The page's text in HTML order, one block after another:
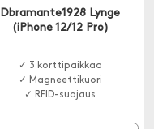
Dbramante1928 Lynge
(iPhone 12/12 Pro)
✓ 3 korttipaikkaa
✓ Magneettikuori
✓ RFID-suojaus